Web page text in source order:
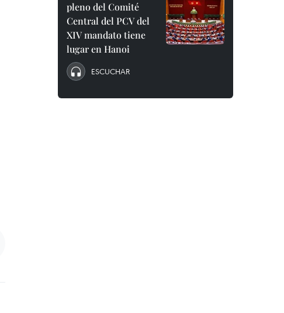
pleno del Comité
Central del PCV del
XIV mandato tiene
lugar en Hanoi
ESCUCHAR